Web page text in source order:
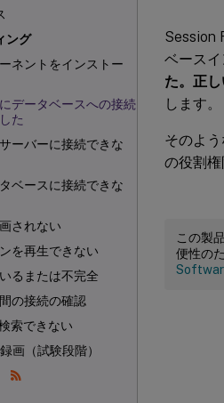
ング
ネントをインストー
データベースへの接続
た
ーバーに接続できな
ベースに接続できな
されない
を再生できない
るまたは不完全
の接続の確認
索できない
画（試験段階）
Session
ベース
た。正
します。
そのよ
の役割権
この製
便性の